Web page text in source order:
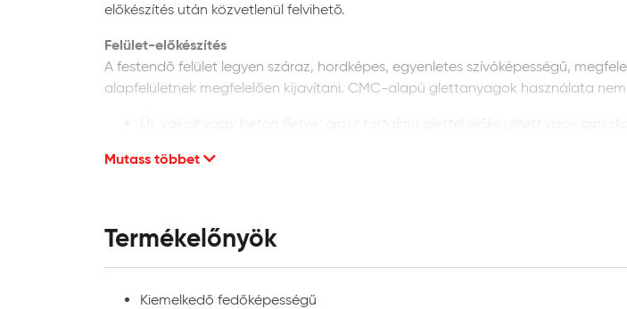
előkészítés után közvetlenül felvihető.
Felület-előkészítés
A festendő felület legyen száraz, hordképes, egyenletes szívóképességű,
alapfelületnek megfelelően kijavítani. CMC-alapú glettanyagok használata
termékismertetőben leírt módon.
Penésszel fertőzött felületek:
lemosóoldattal kell kezelni a termékismertetőben leírt módon. Penésszel
használható a termékismertetőben leírt módon. Csak akkor
rendszeresen fertőtlenítjük.
Mutass többet
Termékelőnyök
Kiemelkedő fedőképességű